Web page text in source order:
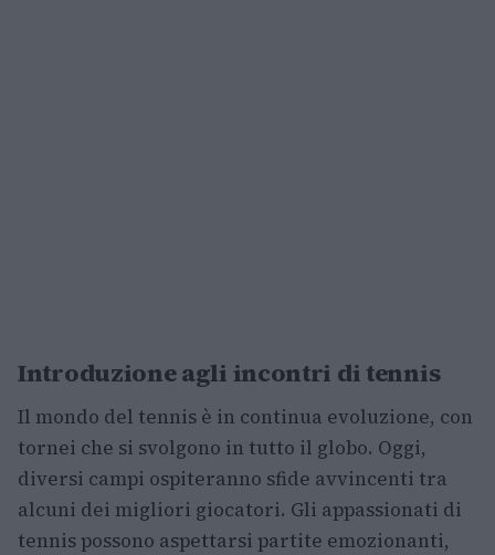
Introduzione agli incontri di tennis
Il mondo del tennis è in continua evoluzione, con
tornei che si svolgono in tutto il globo. Oggi,
diversi campi ospiteranno sfide avvincenti tra
alcuni dei migliori giocatori. Gli appassionati di
tennis possono aspettarsi partite emozionanti,